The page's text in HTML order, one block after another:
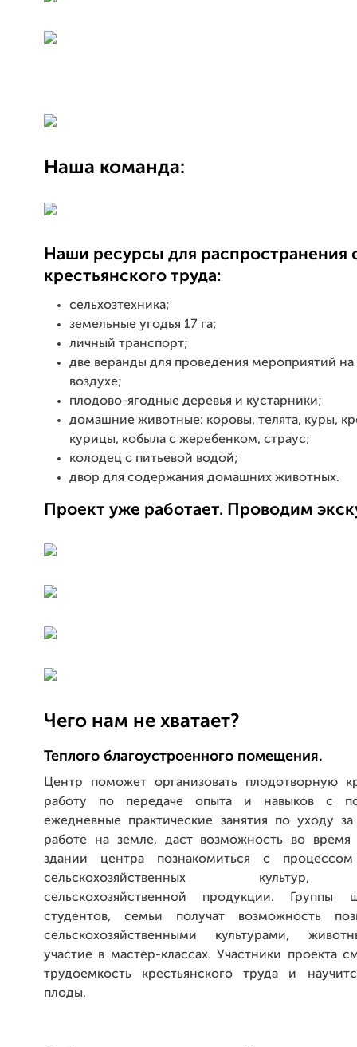
Наша команда:
Наши ресурсы для распространения
крестьянского труда:
сельхозтехника;
земельные угодья 17 га;
личный транспорт;
две веранды для проведения мероприятий
воздухе;
плодово-ягодные деревья и кустарники;
домашние животные: коровы, телята, куры,
курицы, кобыла с жеребенком, страус;
колодец с питьевой водой;
двор для содержания домашних животных.
Проект уже работает. Проводим
Чего нам не хватает?
Теплого благоустроенного помещения.
Центр поможет организовать плодотворную
работу по передаче опыта и навыков с
ежедневные практические занятия по уходу
работе на земле, даст возможность во время
здании центра познакомиться с процессом
сельскохозяйственных культур,
сельскохозяйственной продукции. Группы
студентов, семьи получат возможность
сельскохозяйственными культурами,
участие в мастер-классах. Участники проекта
трудоемкость крестьянского труда и
плоды.